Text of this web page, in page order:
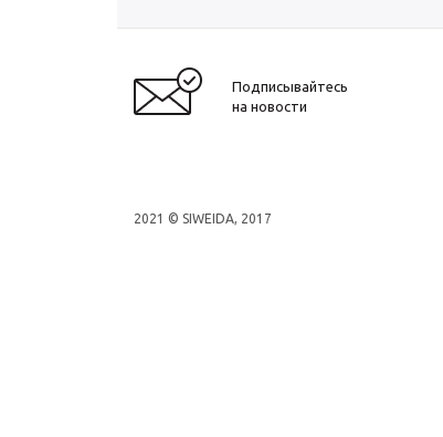
Подписывайтесь
на новости
2021 © SIWEIDA, 2017